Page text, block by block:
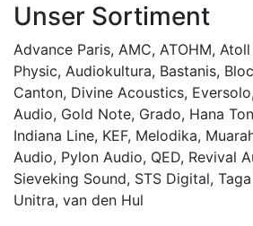
Unser Sortiment
Advance Paris, AMC, ATOHM,
Physic, Audiokultura, Bastanis,
Canton, Divine Acoustics, Eversolo,
Audio, Gold Note, Grado, Hana
Indiana Line, KEF, Melodika,
Audio, Pylon Audio, QED, Revival
Sieveking Sound, STS Digital,
Unitra, van den Hul